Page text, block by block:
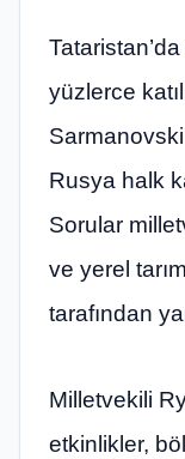
yüzlerce
Rusya halk
Sorular
ve yerel
tarafından
Milletvekili
etkinlikler,